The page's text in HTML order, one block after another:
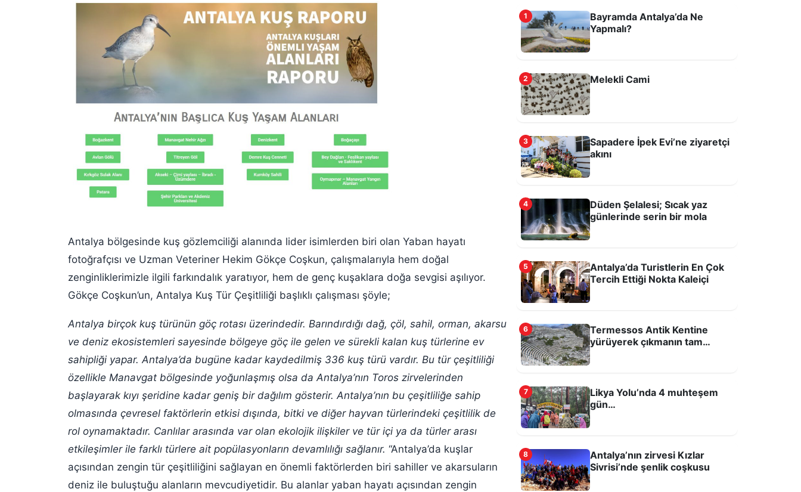
Antalya bölgesinde kuş gözlemciliği alanında lider isimlerden biri olan Yaban hayatı
fotoğrafçısı ve Uzman Veteriner Hekim Gökçe Coşkun, çalışmalarıyla hem doğal
zenginliklerimizle ilgili farkındalık yaratıyor, hem de genç kuşaklara doğa sevgisi aşılıyor.
Gökçe Coşkun’un, Antalya Kuş Tür Çeşitliliği başlıklı çalışması şöyle;
Antalya birçok kuş türünün göç rotası üzerindedir. Barındırdığı dağ, çöl, sahil, orman, akarsu
ve deniz ekosistemleri sayesinde bölgeye göç ile gelen ve sürekli kalan kuş türlerine ev
sahipliği yapar. Antalya’da bugüne kadar kaydedilmiş 336 kuş türü vardır. Bu tür çeşitliliği
özellikle Manavgat bölgesinde yoğunlaşmış olsa da Antalya’nın Toros zirvelerinden
başlayarak kıyı şeridine kadar geniş bir dağılım gösterir. Antalya’nın bu çeşitliliğe sahip
olmasında çevresel faktörlerin etkisi dışında, bitki ve diğer hayvan türlerindeki çeşitlilik de
rol oynamaktadır. Canlılar arasında var olan ekolojik ilişkiler ve tür içi ya da türler arası
etkileşimler ile farklı türlere ait popülasyonların devamlılığı sağlanır. “Antalya’da kuşlar
açısından zengin tür çeşitliliğini sağlayan en önemli faktörlerden biri sahiller ve akarsuların
deniz ile buluştuğu alanların mevcudiyetidir. Bu alanlar yaban hayatı açısından zengin
Antalya’da Turistlerin En Çok Tercih
Ettiği Nokta Kaleiçi
Bayramda Antalya’da Ne Yapmalı?
Antalya Oyuncak Müzesi’nde
Azerbaycan köşesi açıldı
1
Bayramda Antalya’da Ne
Yapmalı?
2 Melekli Cami
3
Sapadere İpek Evi’ne ziyaretçi
akını
4
Düden Şelalesi; Sıcak yaz
günlerinde serin bir mola
5
Antalya’da Turistlerin En Çok
Tercih Ettiği Nokta Kaleiçi
6
Termessos Antik Kentine
yürüyerek çıkmanın tam
7
Likya Yolu’nda 4 muhteşem
gün…
8
Antalya’nın zirvesi Kızlar
Sivrisi’nde şenlik coşkusu